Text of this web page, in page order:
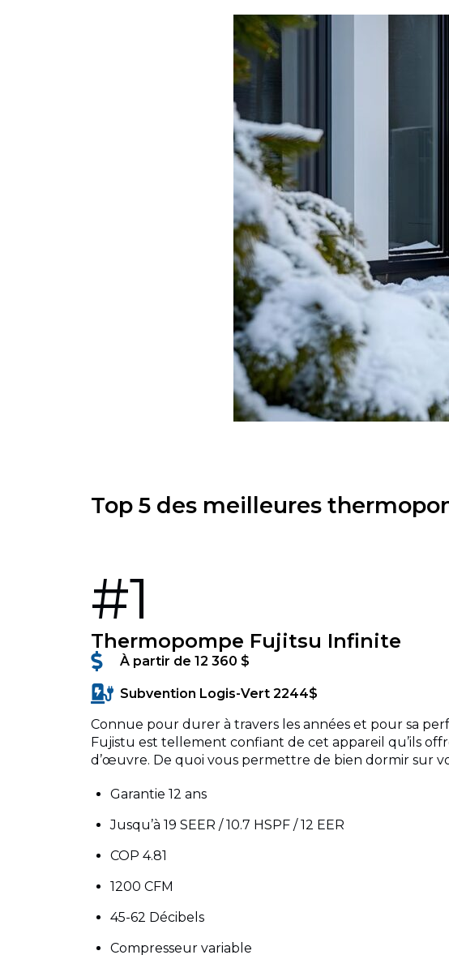
Top 5 des meilleures
#1
Thermopompe Fujitsu Infinite
À partir de 12 360 $
Subvention Logis-Vert 2244$
Connue pour durer à travers les années et pour sa
Fujistu est tellement confiant de cet appareil qu’ils
d’œuvre. De quoi vous permettre de bien dormir sur
Garantie 12 ans
Jusqu’à 19 SEER / 10.7 HSPF / 12 EER
COP 4.81
1200 CFM
45-62 Décibels
Compresseur variable